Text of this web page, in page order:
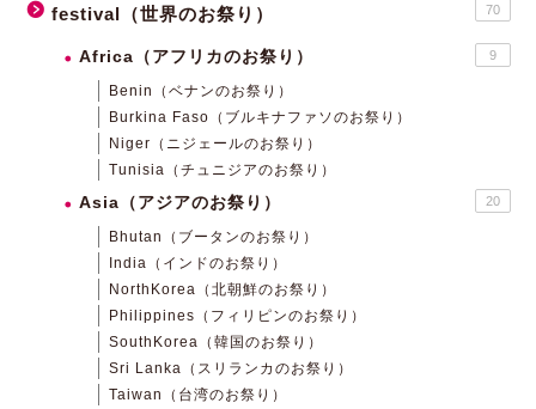
festival（世界のお祭り） 70
Africa（アフリカのお祭り） 9
Benin（ベナンのお祭り）
Burkina Faso（ブルキナファソのお祭り）
Niger（ニジェールのお祭り）
Tunisia（チュニジアのお祭り）
Asia（アジアのお祭り） 20
Bhutan（ブータンのお祭り）
India（インドのお祭り）
NorthKorea（北朝鮮のお祭り）
Philippines（フィリピンのお祭り）
SouthKorea（韓国のお祭り）
Sri Lanka（スリランカのお祭り）
Taiwan（台湾のお祭り）